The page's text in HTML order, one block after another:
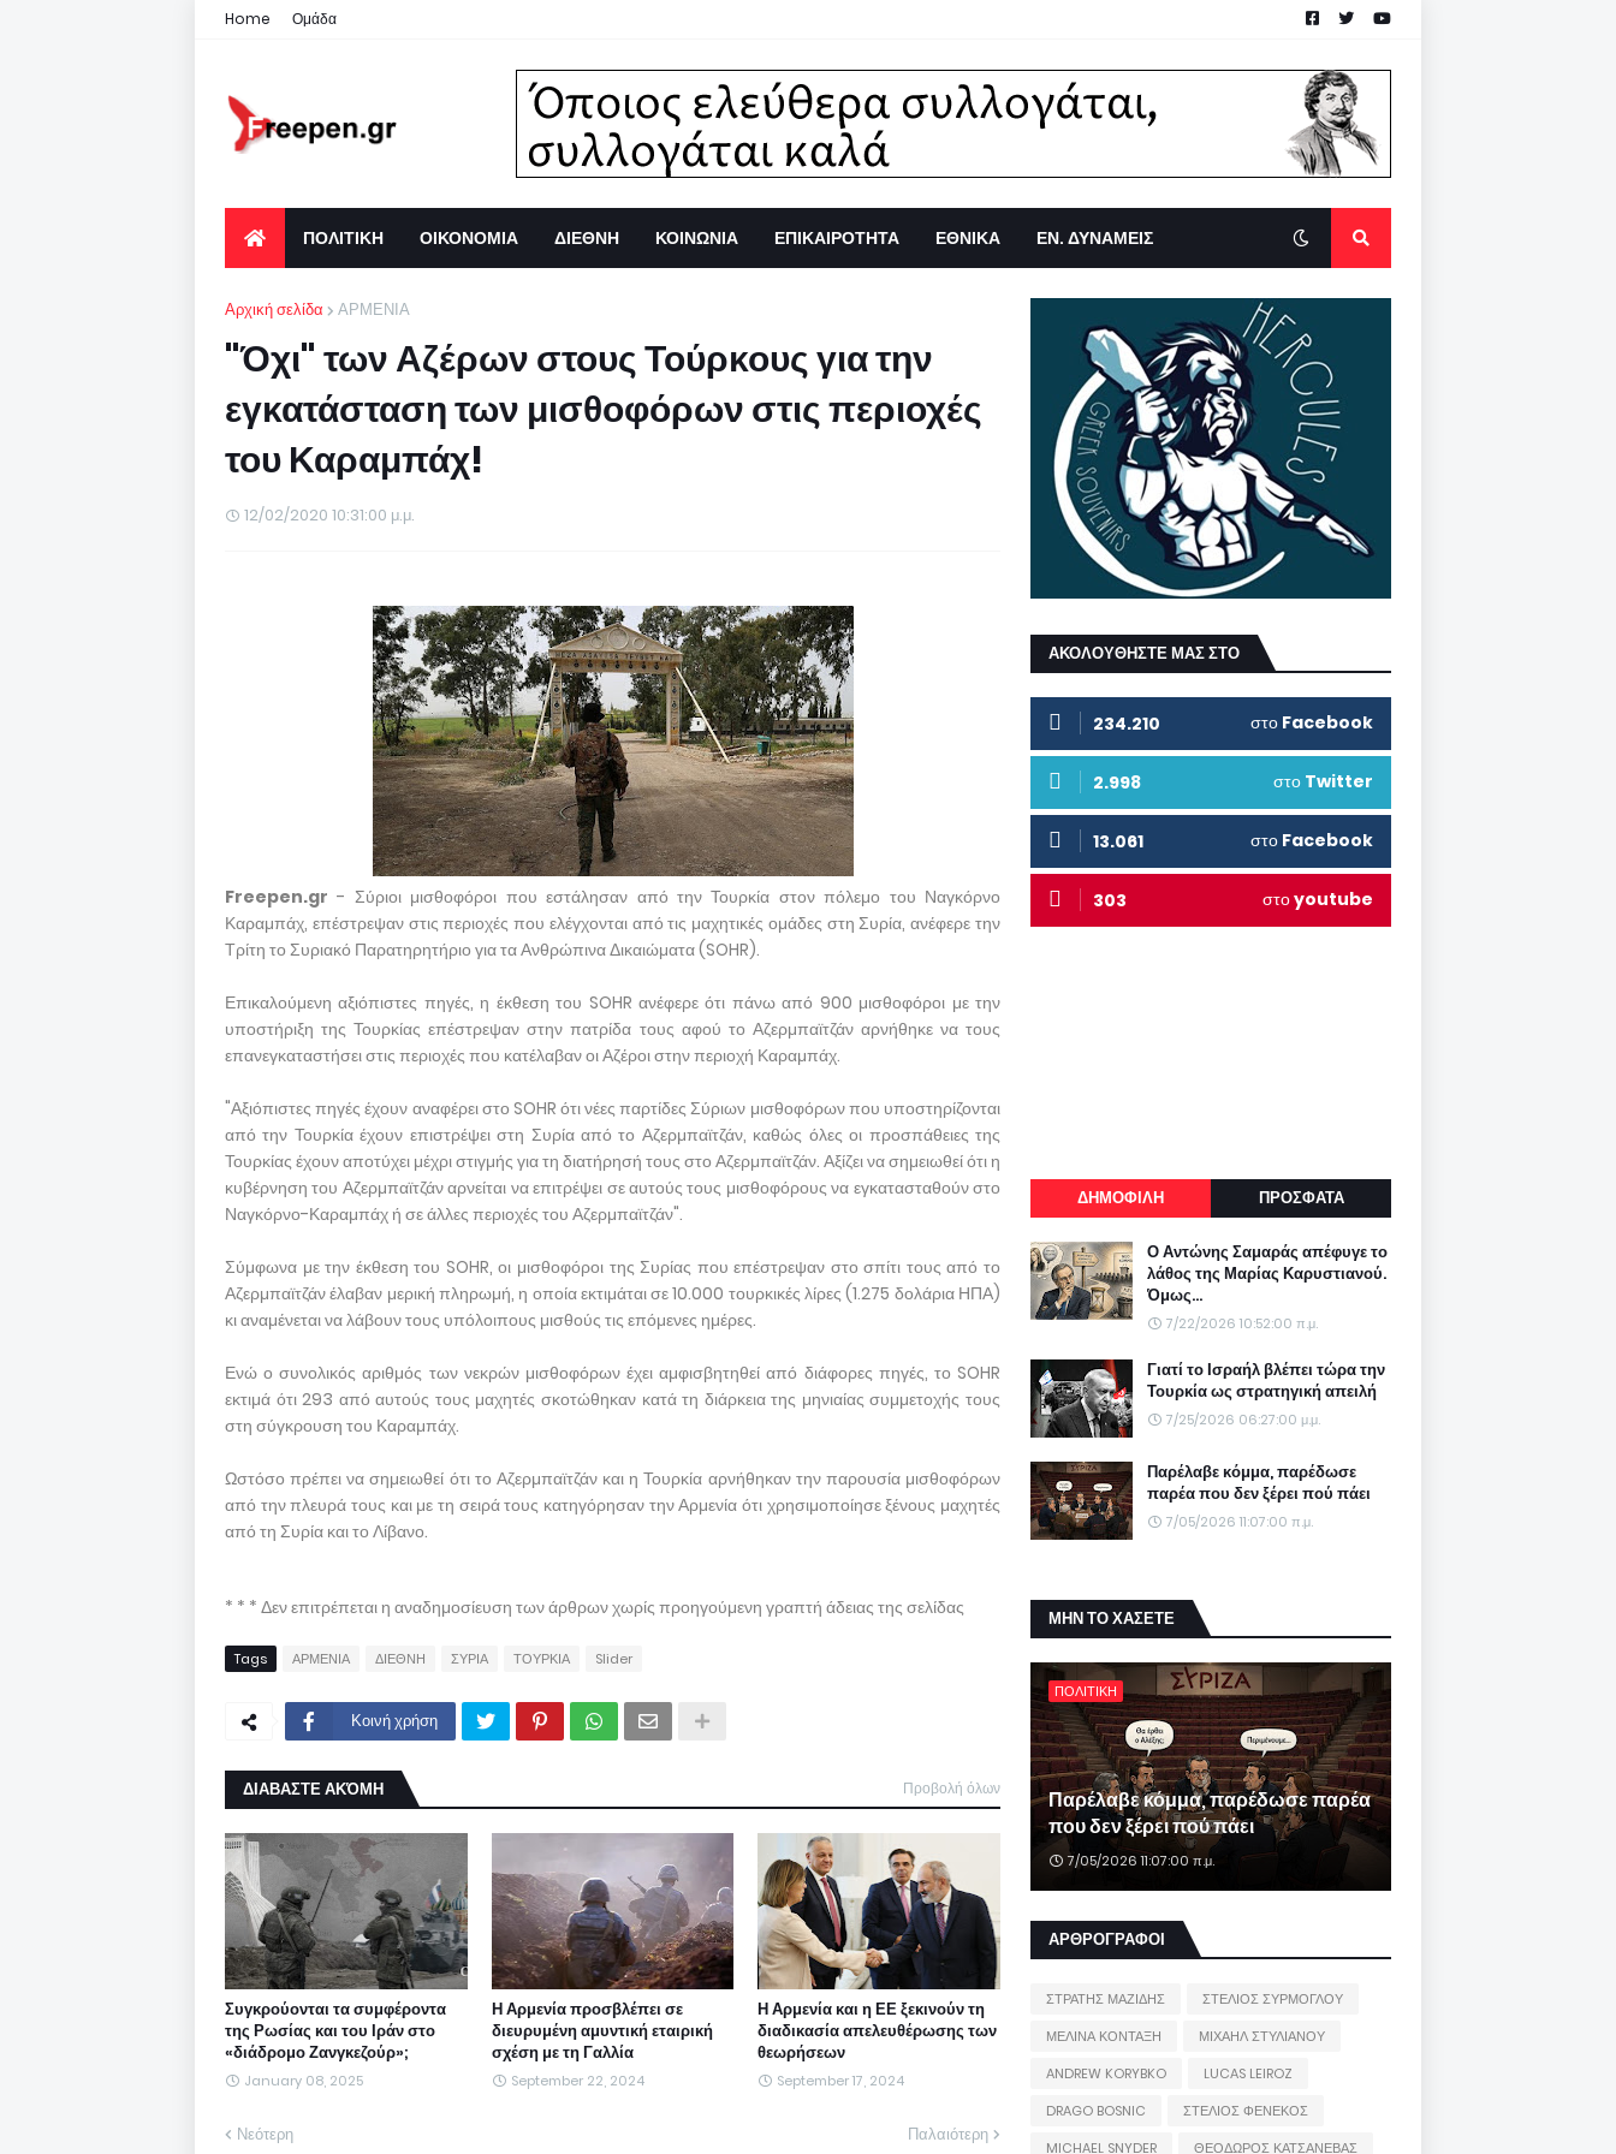
Home Ομάδα
ΠΟΛΙΤΙΚΗ ΟΙΚΟΝΟΜΙΑ ΔΙΕΘΝΗ ΚΟΙΝΩΝΙΑ ΕΠΙΚΑΙΡΟΤΗΤΑ ΕΘΝΙΚΑ ΕΝ. ΔΥΝΑΜΕΙΣ
Αρχική σελίδα ΑΡΜΕΝΙΑ
"Όχι" των Αζέρων στους Τούρκους για την
εγκατάσταση των μισθοφόρων στις περιοχές
του Καραμπάχ!
12/02/2020 10:31:00 μ.μ.
Freepen.gr- Σύριοι μισθοφόροι που εστάλησαν από την Τουρκία στον πόλεμο του Ναγκόρνο
Καραμπάχ, επέστρεψαν στις περιοχές που ελέγχονται από τις μαχητικές ομάδες στη Συρία, ανέφερε την
Τρίτη το Συριακό Παρατηρητήριο για τα Ανθρώπινα Δικαιώματα (SOHR).
Επικαλούμενη αξιόπιστες πηγές, η έκθεση του SOHR ανέφερε ότι πάνω από 900 μισθοφόροι με την
υποστήριξη της Τουρκίας επέστρεψαν στην πατρίδα τους αφού το Αζερμπαϊτζάν αρνήθηκε να τους
επανεγκαταστήσει στις περιοχές που κατέλαβαν οι Αζέροι στην περιοχή Καραμπάχ.
"Αξιόπιστες πηγές έχουν αναφέρει στο SOHR ότι νέες παρτίδες Σύριων μισθοφόρων που υποστηρίζονται
από την Τουρκία έχουν επιστρέψει στη Συρία από το Αζερμπαϊτζάν, καθώς όλες οι προσπάθειες της
Τουρκίας έχουν αποτύχει μέχρι στιγμής για τη διατήρησή τους στο Αζερμπαϊτζάν. Αξίζει να σημειωθεί ότι η
κυβέρνηση του Αζερμπαϊτζάν αρνείται να επιτρέψει σε αυτούς τους μισθοφόρους να εγκατασταθούν στο
Ναγκόρνο-Καραμπάχ ή σε άλλες περιοχές του Αζερμπαϊτζάν".
Σύμφωνα με την έκθεση του SOHR, οι μισθοφόροι της Συρίας που επέστρεψαν στο σπίτι τους από το
Αζερμπαϊτζάν έλαβαν μερική πληρωμή, η οποία εκτιμάται σε 10.000 τουρκικές λίρες (1.275 δολάρια ΗΠΑ)
κι αναμένεται να λάβουν τους υπόλοιπους μισθούς τις επόμενες ημέρες.
Ενώ ο συνολικός αριθμός των νεκρών μισθοφόρων έχει αμφισβητηθεί από διάφορες πηγές, το SOHR
εκτιμά ότι 293 από αυτούς τους μαχητές σκοτώθηκαν κατά τη διάρκεια της μηνιαίας συμμετοχής τους
στη σύγκρουση του Καραμπάχ.
Ωστόσο πρέπει να σημειωθεί ότι το Αζερμπαϊτζάν και η Τουρκία αρνήθηκαν την παρουσία μισθοφόρων
από την πλευρά τους και με τη σειρά τους κατηγόρησαν την Αρμενία ότι χρησιμοποίησε ξένους μαχητές
από τη Συρία και το Λίβανο.
* * * Δεν επιτρέπεται η αναδημοσίευση των άρθρων χωρίς προηγούμενη γραπτή άδειας της σελίδας
Tags ΑΡΜΕΝΙΑ ΔΙΕΘΝΗ ΣΥΡΙΑ ΤΟΥΡΚΙΑ Slider
Κοινή χρήση
ΔΙΑΒΑΣΤΕ ΑΚΌΜΗ Προβολή όλων
Συγκρούονται τα συμφέροντα
της Ρωσίας και του Ιράν στο
«διάδρομο Ζανγκεζούρ»;
January 08, 2025
Η Αρμενία προσβλέπει σε
διευρυμένη αμυντική εταιρική
σχέση με τη Γαλλία
September 22, 2024
Η Αρμενία και η ΕΕ ξεκινούν τη
διαδικασία απελευθέρωσης των
θεωρήσεων
September 17, 2024
Νεότερη Παλαιότερη
ΑΚΟΛΟΥΘΗΣΤΕ ΜΑΣ ΣΤΟ
234.210 στο Facebook
2.998 στο Twitter
13.061 στο Facebook
303 στοyoutube
ΔΗΜΟΦΙΛΗ ΠΡΟΣΦΑΤΑ
Ο Αντώνης Σαμαράς απέφυγε το
λάθος της Μαρίας Καρυστιανού.
Όμως...
7/22/2026 10:52:00 π.μ.
Γιατί το Ισραήλ βλέπει τώρα την
Τουρκία ως στρατηγική απειλή
7/25/2026 06:27:00 μ.μ.
Παρέλαβε κόμμα, παρέδωσε
παρέα που δεν ξέρει πού πάει
7/05/2026 11:07:00 π.μ.
ΜΗΝ ΤΟ ΧΑΣΕΤΕ
ΠΟΛΙΤΙΚΗ
Παρέλαβε κόμμα, παρέδωσε παρέα
που δεν ξέρει πού πάει
7/05/2026 11:07:00 π.μ.
ΑΡΘΡΟΓΡΑΦΟΙ
ΣΤΡΑΤΗΣ ΜΑΖΙΔΗΣ
ΣΤΕΛΙΟΣ ΣΥΡΜΟΓΛΟΥ
ΜΕΛΙΝΑ ΚΟΝΤΑΞΗ
ΜΙΧΑΗΛ ΣΤΥΛΙΑΝΟΥ
ANDREW KORYBKO
LUCAS LEIROZ
DRAGO BOSNIC
ΣΤΕΛΙΟΣ ΦΕΝΕΚΟΣ
MICHAEL SNYDER
ΘΕΟΔΩΡΟΣ ΚΑΤΣΑΝΕΒΑΣ